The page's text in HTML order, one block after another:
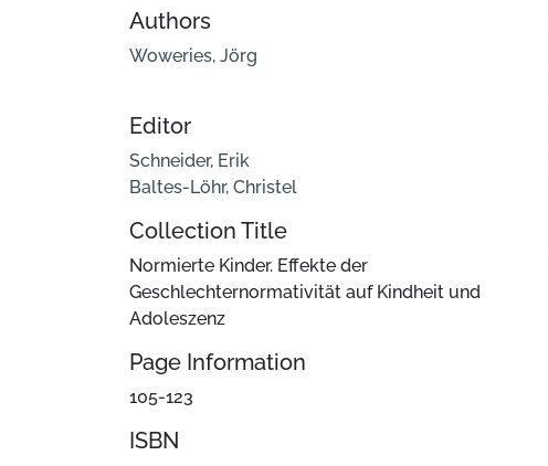
Authors
Woweries, Jörg
Editor
Schneider, Erik
Baltes-Löhr, Christel
Collection Title
Normierte Kinder. Effekte der
Geschlechternormativität auf Kindheit und
Adoleszenz
Page Information
105-123
ISBN